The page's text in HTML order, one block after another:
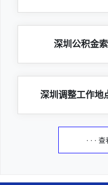
深圳公积金
深圳调整工作地
· · ·